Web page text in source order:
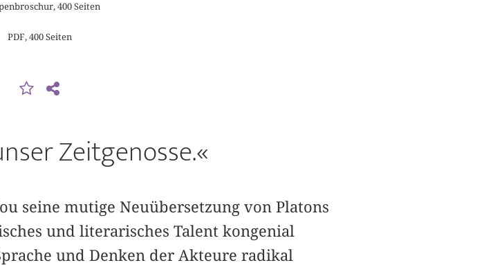
400 Seiten
PDF, 400 Seiten
Zeitgenosse.«
seine mutige Neuübersetzung von Platons
und literarisches Talent kongenial
und Denken der Akteure radikal